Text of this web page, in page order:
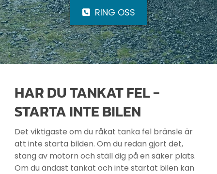
RING OSS
HAR DU TANKAT FEL -
STARTA INTE BILEN
Det viktigaste om du råkat tanka fel bränsle är
att inte starta bilden. Om du redan gjort det,
stäng av motorn och ställ dig på en säker plats.
Om du ändast tankat och inte startat bilen kan